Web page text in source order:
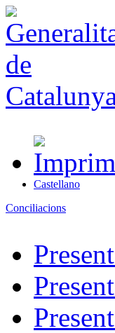
Castellano
Conciliacions